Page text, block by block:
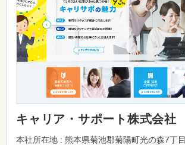
キャリア・サポート株式会社
本社所在地 : 熊本県菊池郡菊陽町光の森7丁